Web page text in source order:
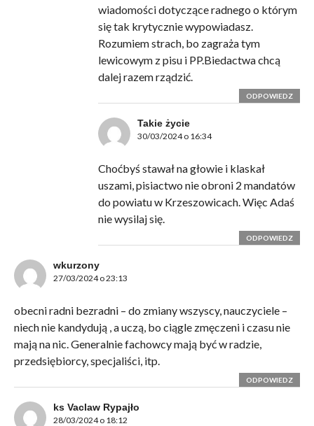
wiadomości dotyczące radnego o którym
się tak krytycznie wypowiadasz.
Rozumiem strach, bo zagraża tym
lewicowym z pisu i PP.Biedactwa chcą
dalej razem rządzić.
ODPOWIEDZ
Takie życie
30/03/2024 o 16:34
Choćbyś stawał na głowie i klaskał
uszami, pisiactwo nie obroni 2 mandatów
do powiatu w Krzeszowicach. Więc Adaś
nie wysilaj się.
ODPOWIEDZ
wkurzony
27/03/2024 o 23:13
obecni radni bezradni – do zmiany wszyscy, nauczyciele –
niech nie kandydują , a uczą, bo ciągle zmęczeni i czasu nie
mają na nic. Generalnie fachowcy mają być w radzie,
przedsiębiorcy, specjaliści, itp.
ODPOWIEDZ
ks Vaclaw Rypajło
28/03/2024 o 18:12